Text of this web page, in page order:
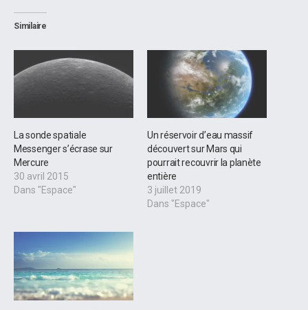
Similaire
La sonde spatiale
Messenger s’écrase sur
Mercure
30 avril 2015
Dans "Espace"
Un réservoir d’eau massif
découvert sur Mars qui
pourrait recouvrir la planète
entière
3 juillet 2019
Dans "Espace"